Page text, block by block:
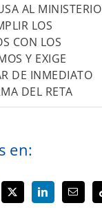
AL MINISTERIO
LOS
CON LOS
Y EXIGE
DE INMEDIATO
DEL RETA
en: